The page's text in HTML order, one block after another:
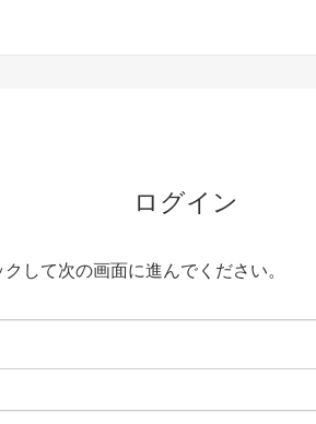
ログイン
して次の画面に進んでください。